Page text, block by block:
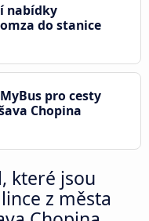
nabídky
do stanice
pro cesty
Chopina
které jsou
z města